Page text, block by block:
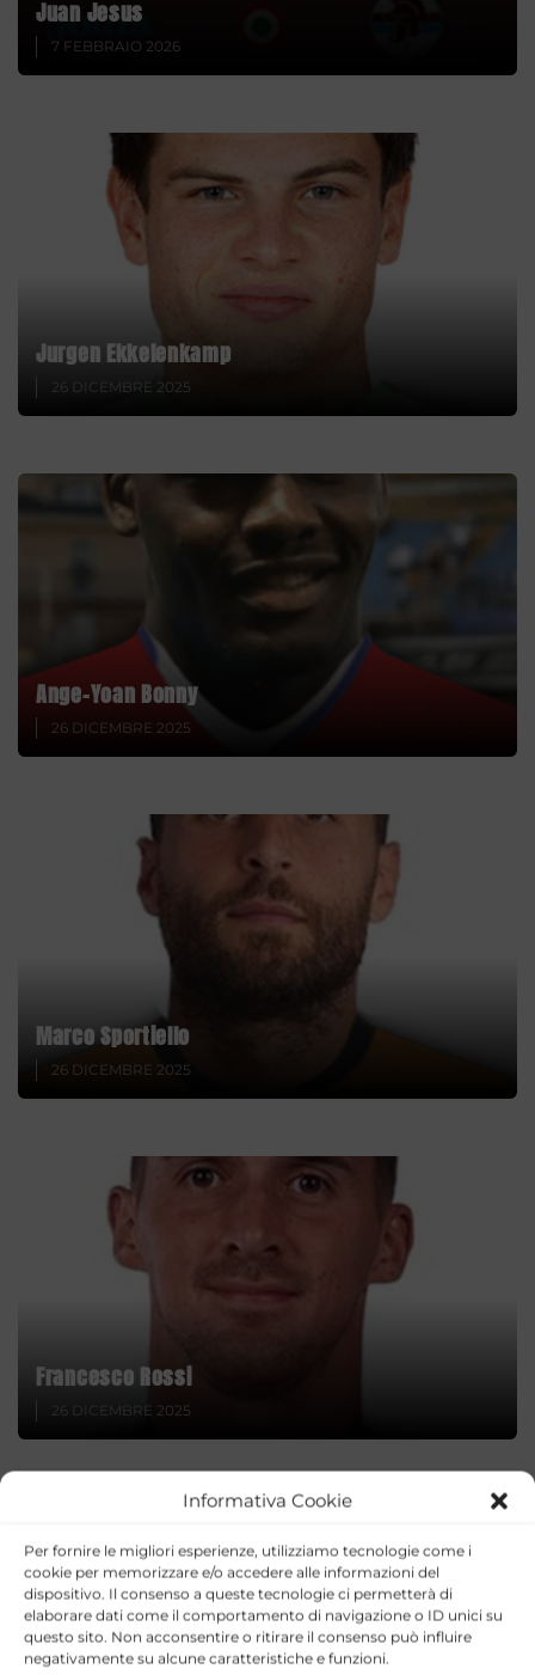
Informativa Cookie
Per fornire le migliori esperienze, utilizziamo tecnologie come i
cookie per memorizzare e/o accedere alle informazioni del
dispositivo. Il consenso a queste tecnologie ci permetterà di
elaborare dati come il comportamento di navigazione o ID unici su
questo sito. Non acconsentire o ritirare il consenso può influire
negativamente su alcune caratteristiche e funzioni.
Juan Jesus
7 FEBBRAIO 2026
Jurgen Ekkelenkamp
26 DICEMBRE 2025
Ange-Yoan Bonny
26 DICEMBRE 2025
Marco Sportiello
26 DICEMBRE 2025
Francesco Rossi
26 DICEMBRE 2025